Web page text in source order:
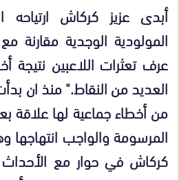
أبدى عزيز كركاش ارتياحه
المولودية الوجدية مقارنة
عرف تعثرات اللاعبين نتيجة
العديد من النقاط." منذ ان
من أخطاء جماعية لها علاقة
المرسومة والواجب
كركاش في حوار مع الأحداث